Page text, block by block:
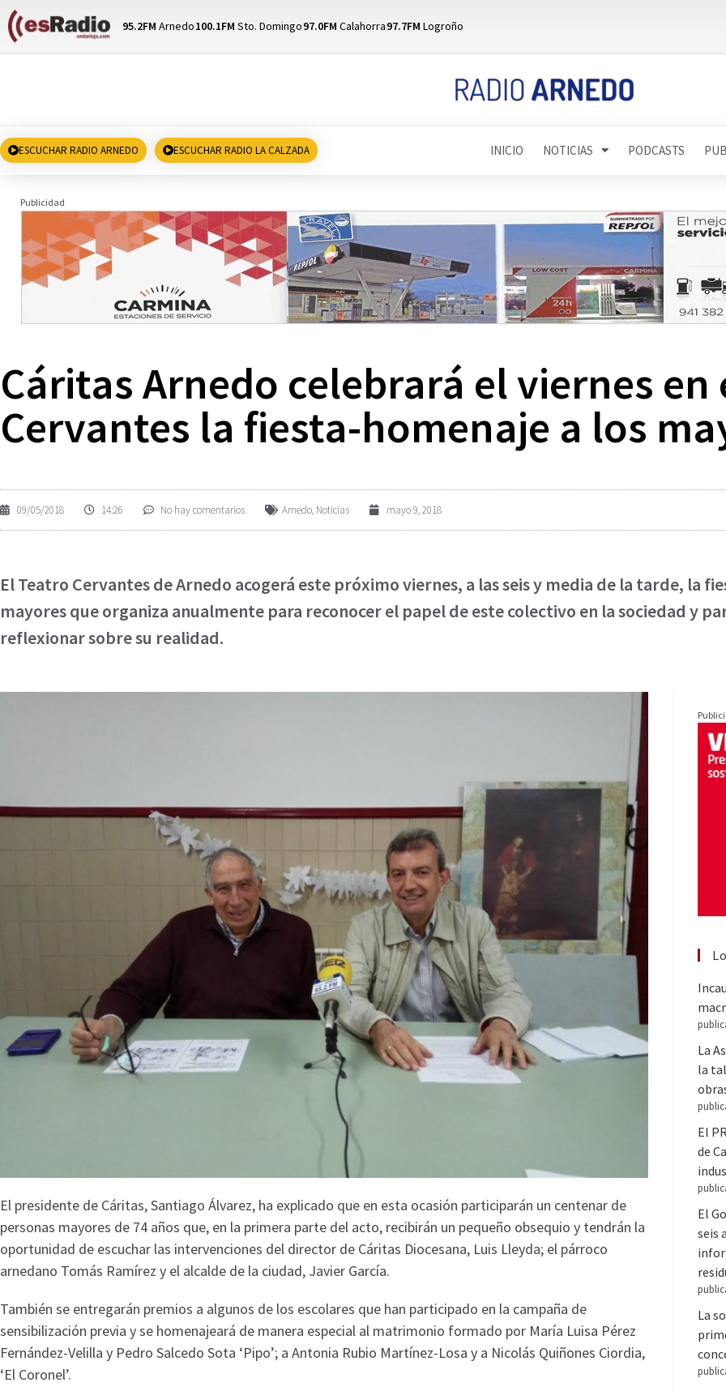
95.2FM Arnedo100.1FM Sto. Domingo97.0FM Calahorra97.7FM Logroño
ESCUCHAR RADIO ARNEDO ESCUCHAR RADIO LA CALZADA INICIO NOTICIAS PODCASTS
Publicidad
Cáritas Arnedo celebrará el viernes en
Cervantes la fiesta-homenaje a los
09/05/2018 14:26 No hay comentarios Arnedo, Noticias mayo 9, 2018
El Teatro Cervantes de Arnedo acogerá este próximo viernes, a las seis y media de la tarde, la
mayores que organiza anualmente para reconocer el papel de este colectivo en la sociedad y
reflexionar sobre su realidad.
El presidente de Cáritas, Santiago Álvarez, ha explicado que en esta ocasión participarán un centenar de
personas mayores de 74 años que, en la primera parte del acto, recibirán un pequeño obsequio y tendrán la
oportunidad de escuchar las intervenciones del director de Cáritas Diocesana, Luis Lleyda; el párroco
arnedano Tomás Ramírez y el alcalde de la ciudad, Javier García.
También se entregarán premios a algunos de los escolares que han participado en la campaña de
sensibilización previa y se homenajeará de manera especial al matrimonio formado por María Luisa Pérez
Fernández-Velilla y Pedro Salcedo Sota ‘Pipo’; a Antonia Rubio Martínez-Losa y a Nicolás Quiñones Ciordia,
‘El Coronel’.
La
la
El
de
El
seis
La